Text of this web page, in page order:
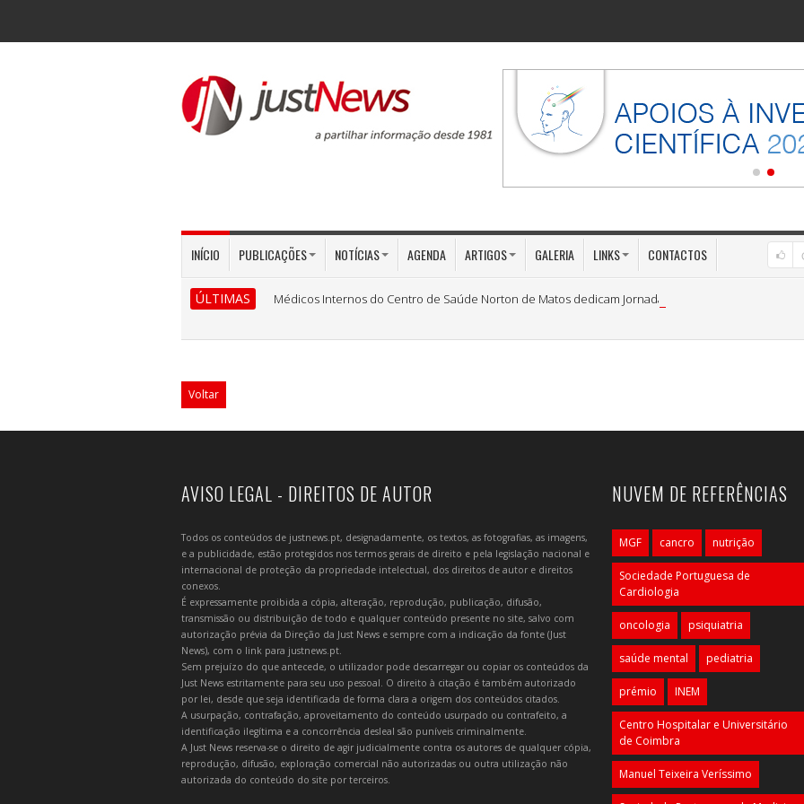
INÍCIO PUBLICAÇÕES NOTÍCIAS AGENDA ARTIGOS GALERIA LINKS CONTACTOS
ÚLTIMAS Médicos Internos do Centro de Saúde Norton de Matos dedicam Jornadas à «Medicina Preventiva»
Voltar
AVISO LEGAL - DIREITOS DE AUTOR
Todos os conteúdos de justnews.pt, designadamente, os textos, as fotografias, as imagens,
e a publicidade, estão protegidos nos termos gerais de direito e pela legislação nacional e
internacional de proteção da propriedade intelectual, dos direitos de autor e direitos
conexos.
É expressamente proibida a cópia, alteração, reprodução, publicação, difusão,
transmissão ou distribuição de todo e qualquer conteúdo presente no site, salvo com
autorização prévia da Direção da Just News e sempre com a indicação da fonte (Just
News), com o link para justnews.pt.
Sem prejuízo do que antecede, o utilizador pode descarregar ou copiar os conteúdos da
Just News estritamente para seu uso pessoal. O direito à citação é também autorizado
por lei, desde que seja identificada de forma clara a origem dos conteúdos citados.
A usurpação, contrafação, aproveitamento do conteúdo usurpado ou contrafeito, a
identificação ilegítima e a concorrência desleal são puníveis criminalmente.
A Just News reserva-se o direito de agir judicialmente contra os autores de qualquer cópia,
reprodução, difusão, exploração comercial não autorizadas ou outra utilização não
autorizada do conteúdo do site por terceiros.
NUVEM DE REFERÊNCIAS
MGF cancro nutrição
Sociedade Portuguesa de
Cardiologia
oncologia psiquiatria
saúde mental pediatria
prémio INEM
Centro Hospitalar e Universitário
de Coimbra
Manuel Teixeira Veríssimo